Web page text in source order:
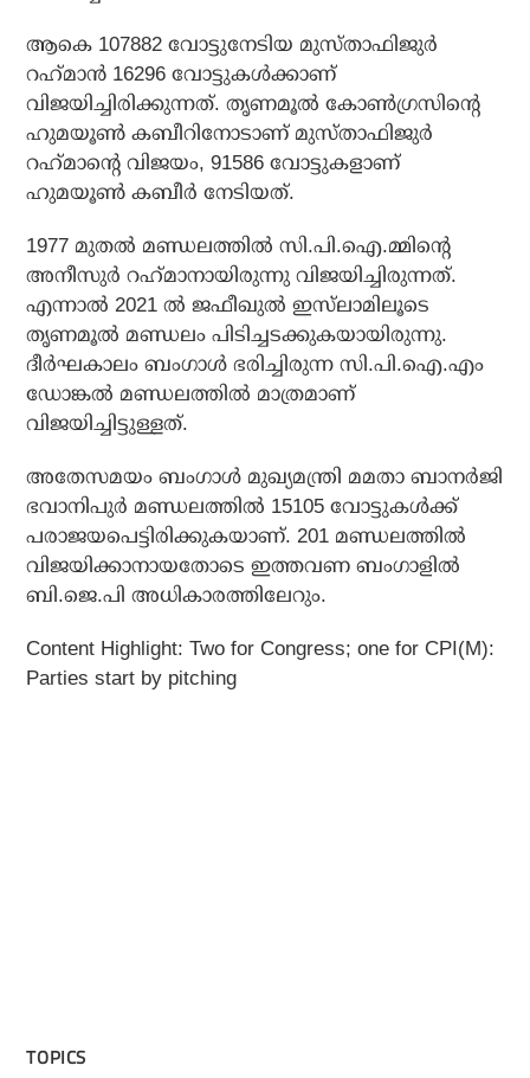
ആകെ 107882 വോട്ടുനേടിയ മുസ്താഫിജുര്‍
റഹ്‌മാന്‍ 16296 വോട്ടുകള്‍ക്കാണ്
വിജയിച്ചിരിക്കുന്നത്. തൃണമൂല്‍ കോണ്‍ഗ്രസിന്റെ
ഹുമയൂണ്‍ കബീറിനോടാണ് മുസ്താഫിജുര്‍
റഹ്‌മാന്റെ വിജയം, 91586 വോട്ടുകളാണ്
ഹുമയൂണ്‍ കബീര്‍ നേടിയത്.
1977 മുതല്‍ മണ്ഡലത്തില്‍ സി.പി.ഐ.മ്മിന്റെ
അനീസുര്‍ റഹ്‌മാനായിരുന്നു വിജയിച്ചിരുന്നത്.
എന്നാല്‍ 2021 ല്‍ ജഫീഖുല്‍ ഇസ്‌ലാമിലൂടെ
തൃണമൂല്‍ മണ്ഡലം പിടിച്ചടക്കുകയായിരുന്നു.
ദീര്‍ഘകാലം ബംഗാള്‍ ഭരിച്ചിരുന്ന സി.പി.ഐ.എം
ഡോങ്കല്‍ മണ്ഡലത്തില്‍ മാത്രമാണ്
വിജയിച്ചിട്ടുള്ളത്.
അതേസമയം ബംഗാള്‍ മുഖ്യമന്ത്രി മമതാ ബാനര്‍ജി
ഭവാനിപുര്‍ മണ്ഡലത്തില്‍ 15105 വോട്ടുകള്‍ക്ക്
പരാജയപെട്ടിരിക്കുകയാണ്. 201 മണ്ഡലത്തില്‍
വിജയിക്കാനായതോടെ ഇത്തവണ ബംഗാളില്‍
ബി.ജെ.പി അധികാരത്തിലേറും.
Content Highlight: Two for Congress; one for CPI(M):
Parties start by pitching
TOPICS